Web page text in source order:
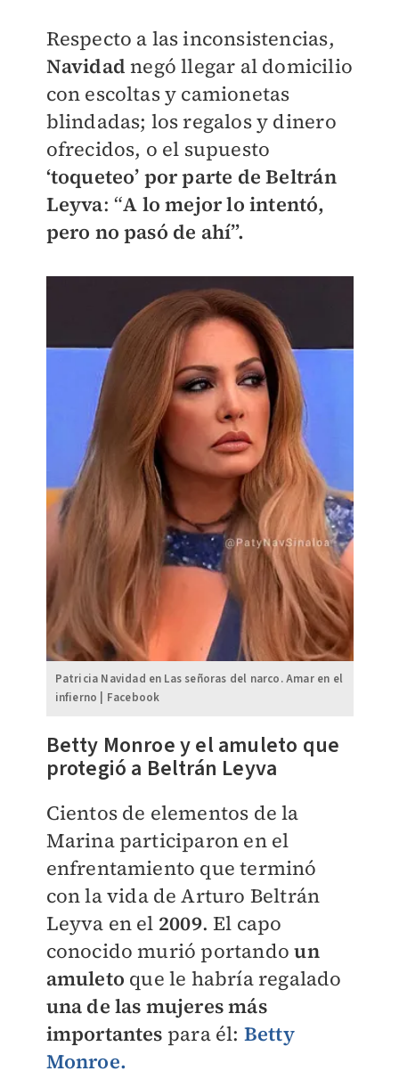
Respecto a las inconsistencias,
Navidad negó llegar al domicilio
con escoltas y camionetas
blindadas; los regalos y dinero
ofrecidos, o el supuesto
‘toqueteo’ por parte de Beltrán
Leyva: “A lo mejor lo intentó,
pero no pasó de ahí”.
Patricia Navidad en Las señoras del narco. Amar en el
infierno | Facebook
Betty Monroe y el amuleto que
protegió a Beltrán Leyva
Cientos de elementos de la
Marina participaron en el
enfrentamiento que terminó
con la vida de Arturo Beltrán
Leyva en el 2009. El capo
conocido murió portandoun
amuleto que le habría regalado
una de las mujeres más
importantes para él: Betty
Monroe.